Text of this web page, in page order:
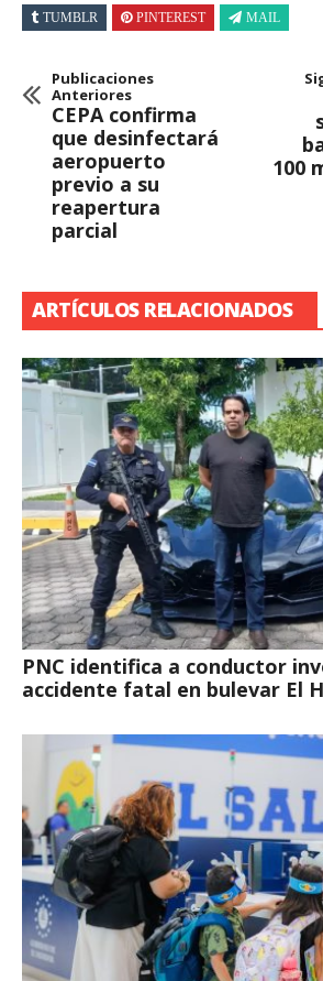
TUMBLR PINTEREST MAIL
Publicaciones
Anteriores
CEPA confirma
que desinfectará
aeropuerto
previo a su
reapertura
parcial
100
ARTÍCULOS RELACIONADOS
PNC identifica a conductor
accidente fatal en bulevar El